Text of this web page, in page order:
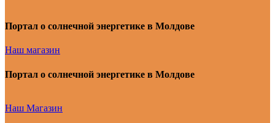
Портал о солнечной энергетике в Молдове
Наш магазин
Портал о солнечной энергетике в Молдове
Наш Магазин